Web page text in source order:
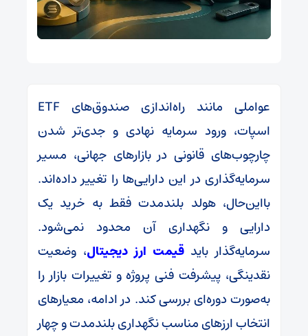
عواملی مانند راه‌اندازی صندوق‌های ETF
اسپات، ورود سرمایه نهادی و جدی‌تر شدن
چارچوب‌های قانونی در بازارهای جهانی، مسیر
سرمایه‌گذاری در این دارایی‌ها را تغییر داده‌اند.
بااین‌حال، هولد بلندمدت فقط به خرید یک
دارایی و نگهداری آن محدود نمی‌شود.
سرمایه‌گذار بایدقیمت ارز دیجیتال، وضعیت
نقدینگی، پیشرفت فنی پروژه و تغییرات بازار را
به‌صورت دوره‌ای بررسی کند. در ادامه، معیارهای
انتخاب ارزهای مناسب نگهداری بلندمدت و چهار